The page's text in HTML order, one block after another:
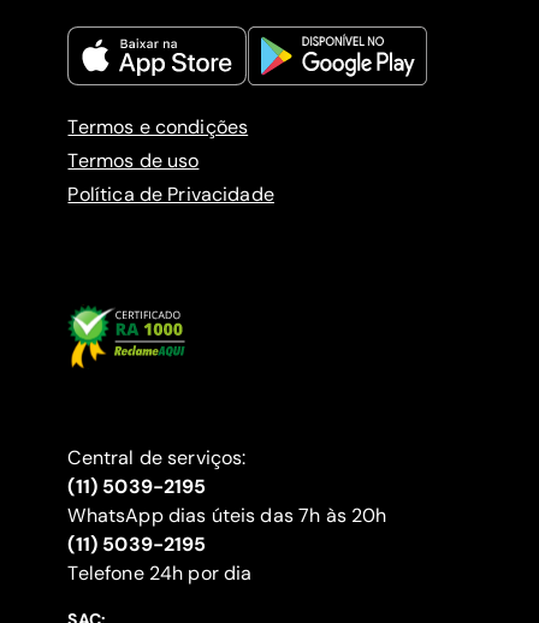
Termos e condições
Termos de uso
Política de Privacidade
Central de serviços:
(11) 5039-2195
WhatsApp dias úteis das 7h às 20h
(11) 5039-2195
‍Telefone 24h por dia